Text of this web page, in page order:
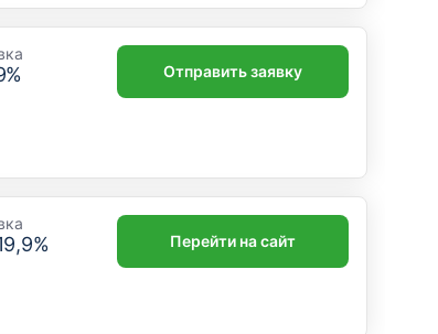
% Отправить заявку
% Перейти на сайт